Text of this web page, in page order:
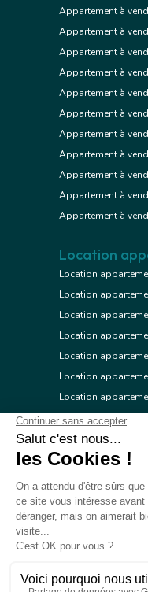
Appartement à
Appartement à
Appartement à
Appartement à
Appartement à
Appartement à
Appartement à
Appartement à
Appartement à
Appartement à
Appartement à
Location
Location
Location
Location
Location
Location
Location
Location
Location
Location
Location
Location
Location